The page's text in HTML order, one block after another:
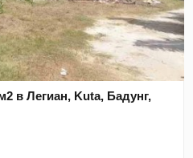
в Легиан, Kuta, Бадунг,